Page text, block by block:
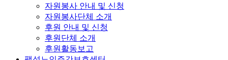
자원봉사 안내 및 신청
자원봉사단체 소개
후원 안내 및 신청
후원단체 소개
후원활동보고